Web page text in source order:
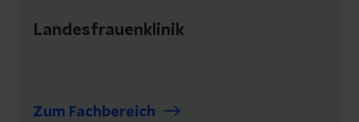
Landesfrauenklinik
Zum Fachbereich